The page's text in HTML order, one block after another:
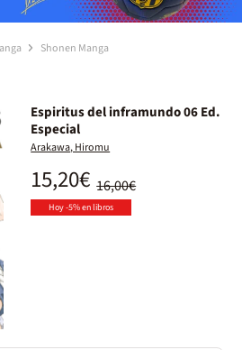
Shonen Manga
Espiritus del inframundo 06 Ed.
Especial
Arakawa, Hiromu
16,00€
15,20€
Hoy -5% en libros